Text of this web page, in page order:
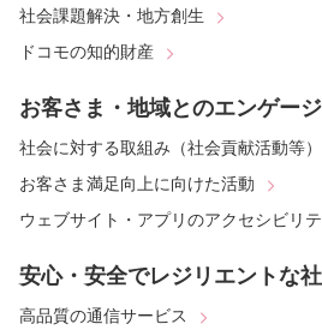
社会課題解決・地方創生
ドコモの知的財産
お客さま・地域とのエンゲー
社会に対する取組み（社会貢献活動等）
お客さま満足向上に向けた活動
ウェブサイト・アプリのアクセシビリ
安心・安全でレジリエントな
高品質の通信サービス